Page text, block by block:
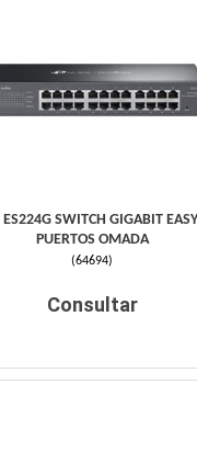
SWITCH GIGABIT
PUERTOS OMADA
(64694)
Consultar